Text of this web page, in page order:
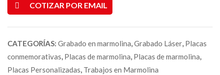
COTIZAR POR EMAIL
CATEGORÍAS: Grabado en marmolina,Grabado Láser, Placas
conmemorativas, Placas de marmolina, Placas de marmolina,
Placas Personalizadas, Trabajos en Marmolina